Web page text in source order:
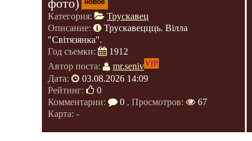
фото)
новое
Категория:
Трускавец
Описание:
Трускавеццць. Вілла
"Світязянка".
Год съемки:
1912
Автор поста:
mr.senivVIP
Дата:
03.08.2026 14:09
Рейтинг:
0
Комментарии:
0 , Просмотров:
67
Карта: -